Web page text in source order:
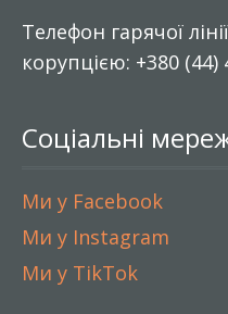
Телефон гарячої
корупцією: +380 (44)
Соціальні
Ми у Facebook
Ми у Instagram
Ми у TikTok